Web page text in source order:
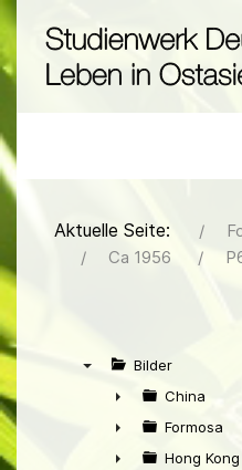
Aktuelle Seite:
Ca 1956
Bilder
►
China
►
Formosa
Hong